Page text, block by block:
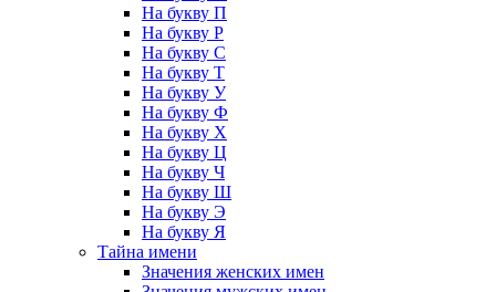
На букву П
На букву Р
На букву С
На букву Т
На букву У
На букву Ф
На букву Х
На букву Ц
На букву Ч
На букву Ш
На букву Э
На букву Я
Тайна имени
Значения женских имен